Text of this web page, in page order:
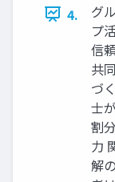
4.
グ
プ
信
共
づ
士
割
力
解